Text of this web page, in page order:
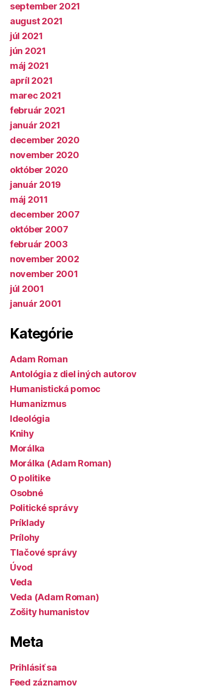
september 2021
august 2021
júl 2021
jún 2021
máj 2021
apríl 2021
marec 2021
február 2021
január 2021
december 2020
november 2020
október 2020
január 2019
máj 2011
december 2007
október 2007
február 2003
november 2002
november 2001
júl 2001
január 2001
Kategórie
Adam Roman
Antológia z diel iných autorov
Humanistická pomoc
Humanizmus
Ideológia
Knihy
Morálka
Morálka (Adam Roman)
O politike
Osobné
Politické správy
Príklady
Prílohy
Tlačové správy
Úvod
Veda
Veda (Adam Roman)
Zošity humanistov
Meta
Prihlásiť sa
Feed záznamov